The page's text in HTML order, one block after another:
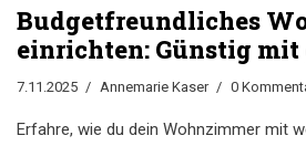
Budgetfreundliches
einrichten: Günstig mit
Wirkung - So geht’s
7.11.2025 Annemarie Kaser 0
Erfahre, wie du dein Wohnzimmer mit